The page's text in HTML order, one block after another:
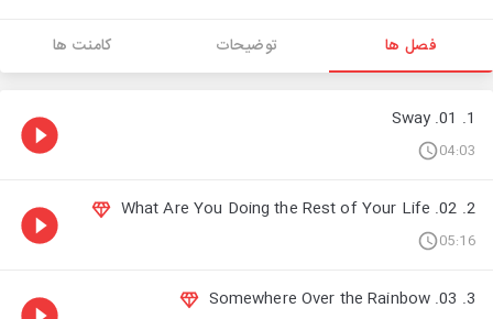
فصل ها توضیحات کامنت ها
1. 01. Sway
04:03
2. 02. What Are You Doing the Rest of Your Life
05:16
3. 03. Somewhere Over the Rainbow